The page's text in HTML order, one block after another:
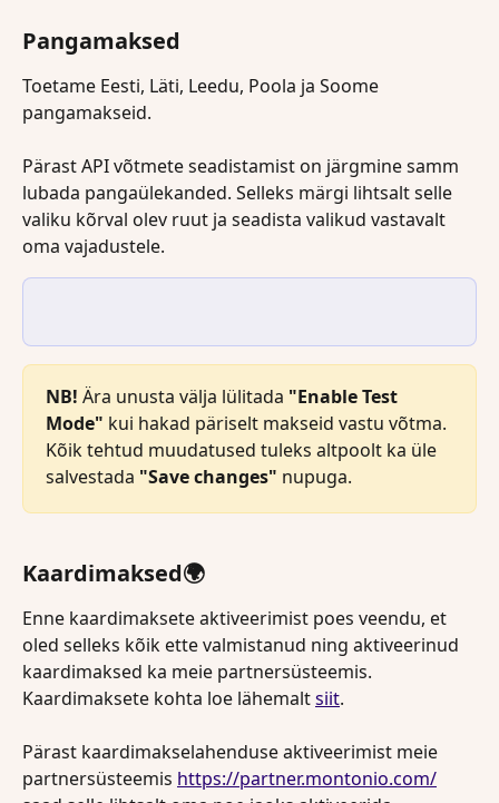
Pangamaksed
Toetame Eesti, Läti, Leedu, Poola ja Soome
pangamakseid.
Pärast API võtmete seadistamist on järgmine samm
lubada pangaülekanded. Selleks märgi lihtsalt selle
valiku kõrval olev ruut ja seadista valikud vastavalt
oma vajadustele.
NB! Ära unusta välja lülitada "Enable Test
Mode" kui hakad päriselt makseid vastu võtma.
Kõik tehtud muudatused tuleks altpoolt ka üle
salvestada "Save changes" nupuga.
Kaardimaksed🌍
Enne kaardimaksete aktiveerimist poes veendu, et
oled selleks kõik ette valmistanud ning aktiveerinud
kaardimaksed ka meie partnersüsteemis.
Kaardimaksete kohta loe lähemalt siit.
Pärast kaardimakselahenduse aktiveerimist meie
partnersüsteemis https://partner.montonio.com/